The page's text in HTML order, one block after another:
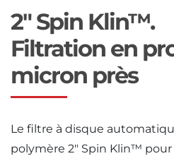
2" Spin Klin™.
Filtration en
micron près
Le filtre à disque
polymère 2″ Spin Klin™ pour